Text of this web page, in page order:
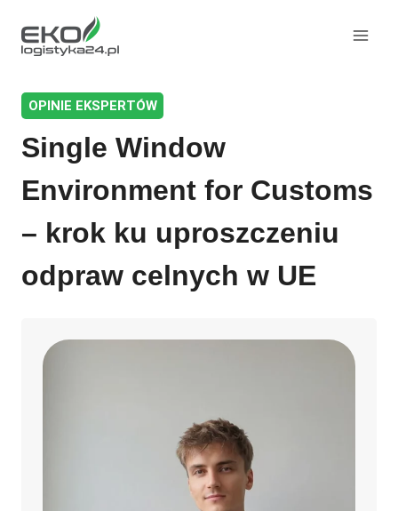
treści
OPINIE EKSPERTÓW
Single Window
Environment for Customs
– krok ku uproszczeniu
odpraw celnych w UE